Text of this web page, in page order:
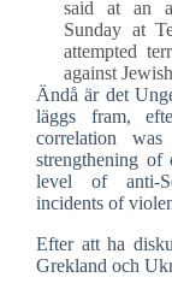
said at an
Sunday at
attempted
against
Ändå är det
läggs fram,
correlation
strengthening of
level of anti-
incidents of
Efter att ha
Grekland och